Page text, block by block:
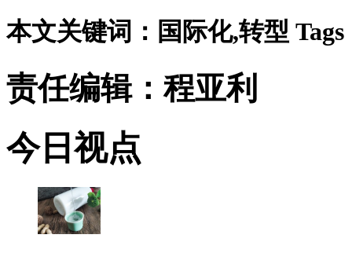
本文关键词：国际化,转型 Tags
责任编辑：程亚利
今日视点